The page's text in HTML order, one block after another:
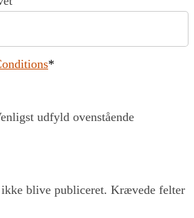
*
udfyld ovenstående
blive publiceret. Krævede felter